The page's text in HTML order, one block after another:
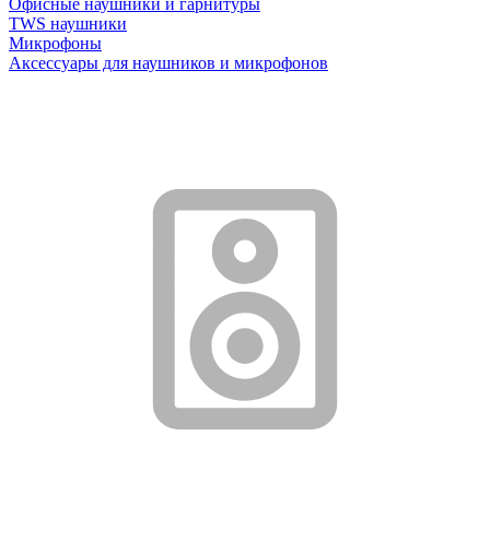
Офисные наушники и гарнитуры
TWS наушники
Микрофоны
Аксессуары для наушников и микрофонов